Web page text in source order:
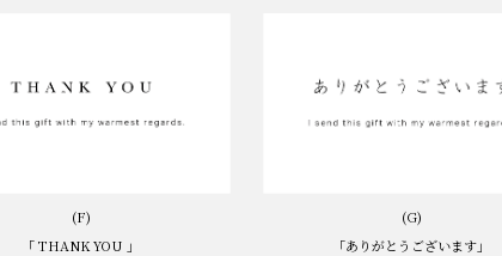
(F)
「 THANK YOU 」
(G)
「ありがとうございます」